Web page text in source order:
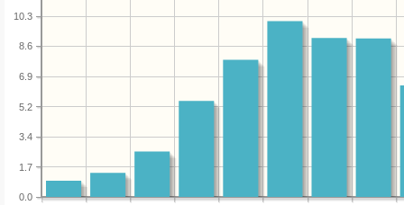
0.0
1.7
3.4
5.2
6.9
8.6
10.3